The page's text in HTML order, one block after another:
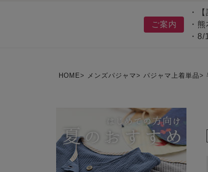
ご案内
・
・
・
HOME メンズパジャマ パジャマ上着単品